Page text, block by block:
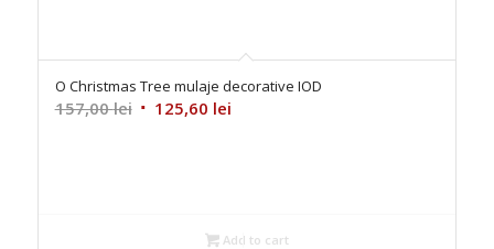
O Christmas Tree mulaje decorative IOD
157,00lei Original
125,60 leiCurrent
Add to cart